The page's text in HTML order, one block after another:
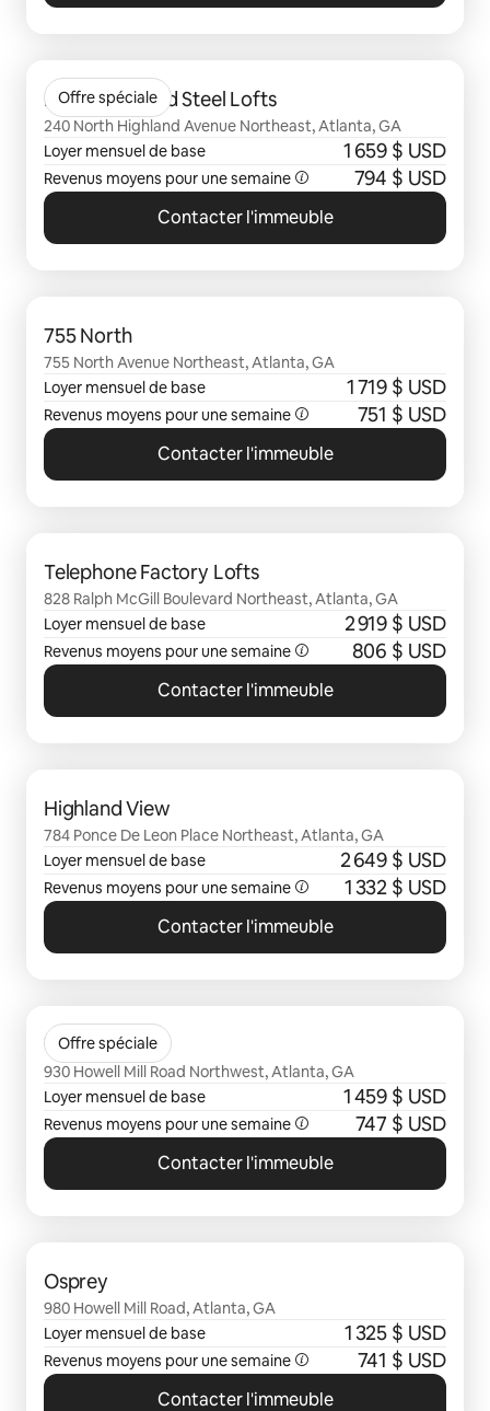
Offre spéciale
North Highland Steel Lofts
240 North Highland Avenue Northeast, Atlanta, GA
Loyer mensuel de base
1 659 $ USD
Revenus moyens pour une semaine 794 $ USD
Contacter l'immeuble
755 North
755 North Avenue Northeast, Atlanta, GA
Loyer mensuel de base
1 719 $ USD
Revenus moyens pour une semaine 751 $ USD
Contacter l'immeuble
Telephone Factory Lofts
828 Ralph McGill Boulevard Northeast, Atlanta, GA
Loyer mensuel de base
2 919 $ USD
Revenus moyens pour une semaine 806 $ USD
Contacter l'immeuble
Highland View
784 Ponce De Leon Place Northeast, Atlanta, GA
Loyer mensuel de base
2 649 $ USD
Revenus moyens pour une semaine 1 332 $ USD
Contacter l'immeuble
Offre spéciale
The Brady
930 Howell Mill Road Northwest, Atlanta, GA
Loyer mensuel de base
1 459 $ USD
Revenus moyens pour une semaine 747 $ USD
Contacter l'immeuble
Osprey
980 Howell Mill Road, Atlanta, GA
Loyer mensuel de base
1 325 $ USD
Revenus moyens pour une semaine 741 $ USD
Contacter l'immeuble